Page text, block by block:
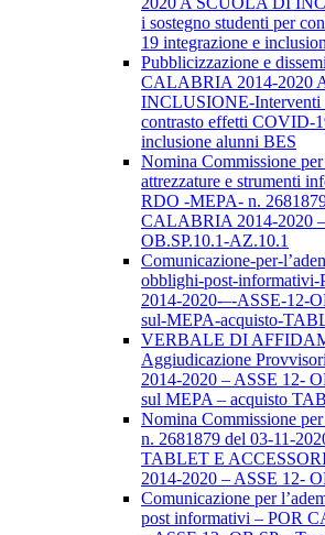
i sostegno studenti per
19 integrazione e
Pubblicizzazione e
CALABRIA 2014-2020
INCLUSIONE-Interventi
contrasto effetti COVID-
inclusione alunni BES
Nomina Commissione
attrezzature e strumenti
RDO -MEPA- n.
CALABRIA 2014-2020
OB.SP.10.1-AZ.10.1
Comunicazione-per-
obblighi-post-
2014-2020-–-ASSE-12-
sul-MEPA-acquisto-
VERBALE DI
Aggiudicazione
2014-2020 – ASSE 12-
sul MEPA – acquisto
Nomina Commissione
n. 2681879 del 03-11-
TABLET E
2014-2020 – ASSE 12-
Comunicazione per
post informativi – POR